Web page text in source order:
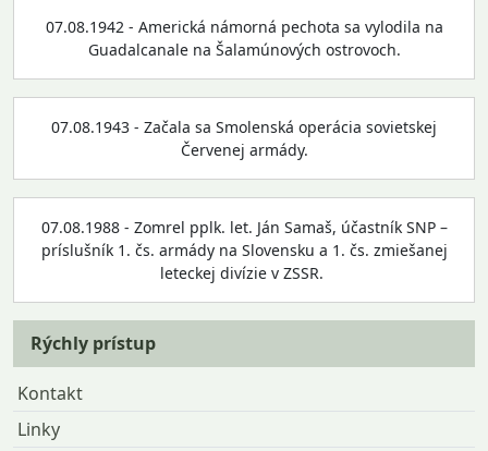
07.08.1942 - Americká námorná pechota sa vylodila na
Guadalcanale na Šalamúnových ostrovoch.
07.08.1943 - Začala sa Smolenská operácia sovietskej
Červenej armády.
07.08.1988 - Zomrel pplk. let. Ján Samaš, účastník SNP –
príslušník 1. čs. armády na Slovensku a 1. čs. zmiešanej
leteckej divízie v ZSSR.
Rýchly prístup
Kontakt
Linky